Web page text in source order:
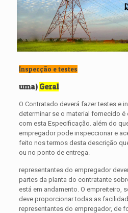
Inspecção e testes
uma) Geral
O Contratado deverá fazer testes e
determinar se o material fornecido
com esta Especificação. além do
empregador pode inspeccionar e
feito nos termos desta descrição
ou no ponto de entrega.
representantes do empregador
partes da planta do contratante
está em andamento. O empreiteiro,
deve proporcionar todas as
representantes do empregador, de